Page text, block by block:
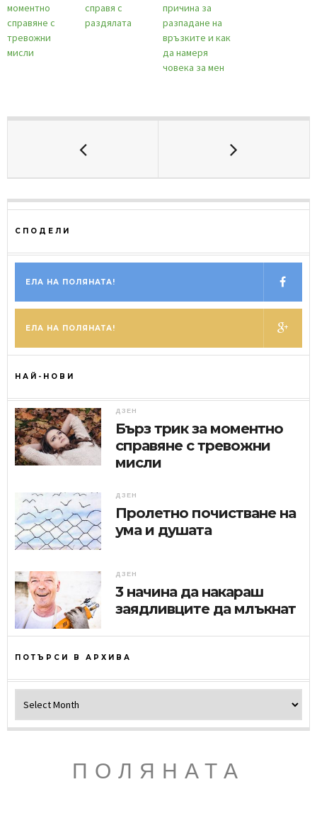
моментно
справяне с
тревожни
мисли
справя с
раздялата
причина за
разпадане на
връзките и как
да намеря
човека за мен
СПОДЕЛИ
ЕЛА НА ПОЛЯНАТА!
ЕЛА НА ПОЛЯНАТА!
НАЙ-НОВИ
ДЗЕН
Бърз трик за моментно
справяне с тревожни
мисли
ДЗЕН
Пролетно почистване на
ума и душата
ДЗЕН
3 начина да накараш
заядливците да млъкнат
ПОТЪРСИ В АРХИВА
ПОЛЯНАТА